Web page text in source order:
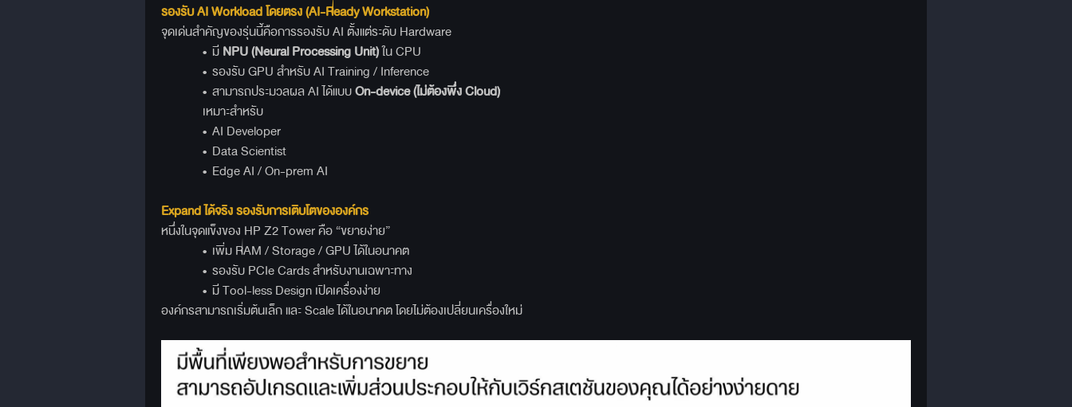
รองรับ AI Workloadโดยตรง (AI-Ready Workstation)
จุดเด่นสำคัญของรุ่นนี้คือการรองรับ AI ตั้งแต่ระดับ Hardware
• มี NPU (Neural Processing Unit)ใน CPU
• รองรับ GPU สำหรับ AI Training / Inference
• สามารถประมวลผล AI ได้แบบOn-device (ไม่ต้องพึ่ง Cloud)
เหมาะสำหรับ
• AI Developer
• Data Scientist
• Edge AI / On-prem AI
Expandได้จริง รองรับการเติบโตขององค์กร
หนึ่งในจุดแข็งของ HP Z2 Tower คือ “ขยายง่าย”
• เพิ่ม RAM / Storage / GPU ได้ในอนาคต
• รองรับ PCIe Cards สำหรับงานเฉพาะทาง
• มี Tool-less Design เปิดเครื่องง่าย
องค์กรสามารถเริ่มต้นเล็ก และ Scale ได้ในอนาคต โดยไม่ต้องเปลี่ยนเครื่องใหม่